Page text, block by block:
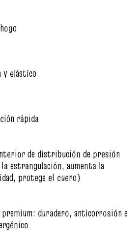
y elástico
rápida
de distribución de presión
estrangulación, aumenta la
protege el cuero)
premium: duradero, anticorrosión e